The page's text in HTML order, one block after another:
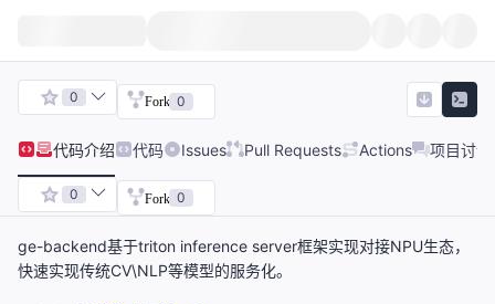
0 Fork 0
代码介绍 代码 Issues Pull Requests Actions 项目讨论
0 Fork 0
ge-backend基于triton inference server框架实现对接NPU生态，
快速实现传统CV\NLP等模型的服务化。